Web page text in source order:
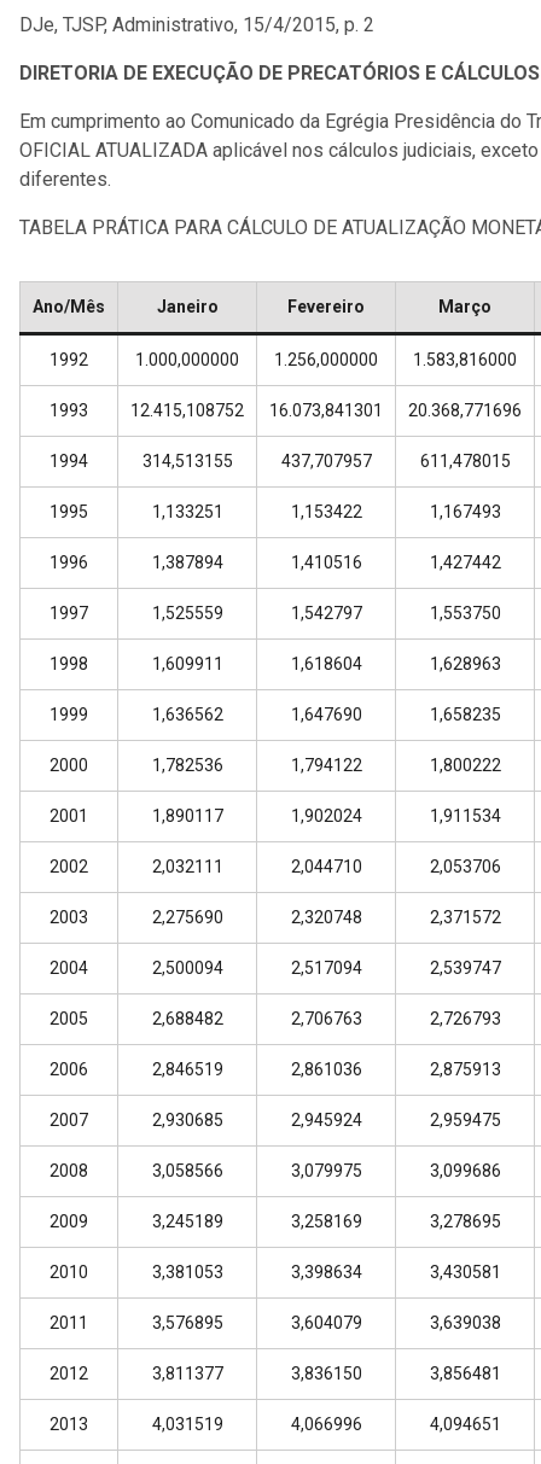
DJe, TJSP, Administrativo, 15/4/2015, p. 2
DIRETORIA DE EXECUÇÃO DE PRECATÓRIOS E CÁLCULOS
Em cumprimento ao Comunicado da Egrégia Presidência do
OFICIAL ATUALIZADA aplicável nos cálculos judiciais,
diferentes.
TABELA PRÁTICA PARA CÁLCULO DE ATUALIZAÇÃO
Ano/Mês Janeiro Fevereiro Março
1992 1.000,000000 1.256,000000 1.583,816000
1993 12.415,108752 16.073,841301 20.368,771696
1994 314,513155 437,707957 611,478015
1995 1,133251 1,153422 1,167493
1996 1,387894 1,410516 1,427442
1997 1,525559 1,542797 1,553750
1998 1,609911 1,618604 1,628963
1999 1,636562 1,647690 1,658235
2000 1,782536 1,794122 1,800222
2001 1,890117 1,902024 1,911534
2002 2,032111 2,044710 2,053706
2003 2,275690 2,320748 2,371572
2004 2,500094 2,517094 2,539747
2005 2,688482 2,706763 2,726793
2006 2,846519 2,861036 2,875913
2007 2,930685 2,945924 2,959475
2008 3,058566 3,079975 3,099686
2009 3,245189 3,258169 3,278695
2010 3,381053 3,398634 3,430581
2011 3,576895 3,604079 3,639038
2012 3,811377 3,836150 3,856481
2013 4,031519 4,066996 4,094651